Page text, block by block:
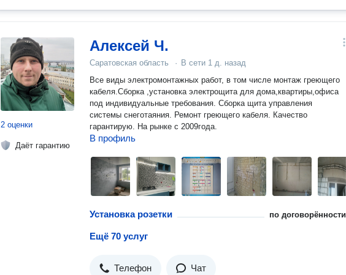
2 оценки
Даёт гарантию
Алексей Ч.
Саратовская область · В сети 1 д. назад
Все виды электромонтажных работ, в том числе монтаж греющего
кабеля.Сборка ,установка электрощита для дома,квартиры,офиса
под индивидуальные требования. Сборка щита управления
системы снеготаяния. Ремонт греющего кабеля. Качество
гарантирую. На рынке с 2009года.
В профиль
Установка розетки по договорённости
Ещё 70 услуг
Телефон Чат